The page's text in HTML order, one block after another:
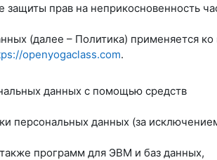
прав на неприкосновенность
(далее – Политика) применяется ко
openyogaclass.com.
данных с помощью средств
персональных данных (за
программ для ЭВМ и баз данных,